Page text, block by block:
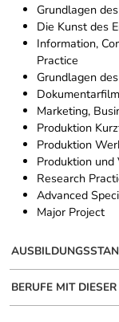
Grundlagen
Die Kunst des
Information,
Practice
Grundlagen
Dokumentarfilm
Marketing,
Produktion
Produktion
Produktion
Research
Advanced
Major Project
BERUFE MIT